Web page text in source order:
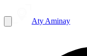
Aty Aminay